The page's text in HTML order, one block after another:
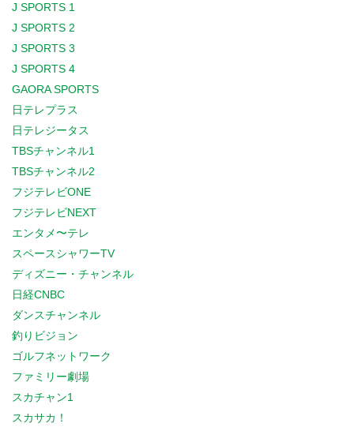
J SPORTS 1
J SPORTS 2
J SPORTS 3
J SPORTS 4
GAORA SPORTS
日テレプラス
日テレジータス
TBSチャンネル1
TBSチャンネル2
フジテレビONE
フジテレビNEXT
エンタメ〜テレ
スペースシャワーTV
ディズニー・チャンネル
日経CNBC
ダンスチャンネル
釣りビジョン
ゴルフネットワーク
ファミリー劇場
スカチャン1
スカサカ！